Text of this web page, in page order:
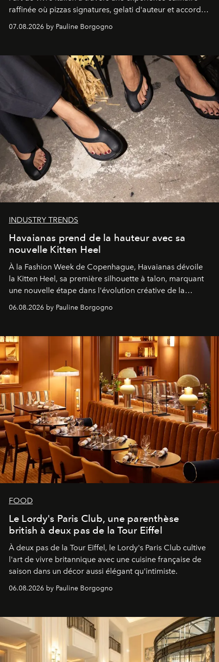
raffinée où pizzas signatures, gelati d'auteur et accords
07.08.2026 by Pauline Borgogno
INDUSTRY TRENDS
Havaianas prend de la hauteur avec sa
nouvelle Kitten Heel
À la Fashion Week de Copenhague, Havaianas dévoile
la Kitten Heel, sa première silhouette à talon, marquant
une nouvelle étape dans l'évolution créative de la
06.08.2026 by Pauline Borgogno
FOOD
Le Lordy's Paris Club, une parenthèse
british à deux pas de la Tour Eiffel
À deux pas de la Tour Eiffel, le Lordy's Paris Club cultive
l'art de vivre britannique avec une cuisine française de
saison dans un décor aussi élégant qu'intimiste.
06.08.2026 by Pauline Borgogno